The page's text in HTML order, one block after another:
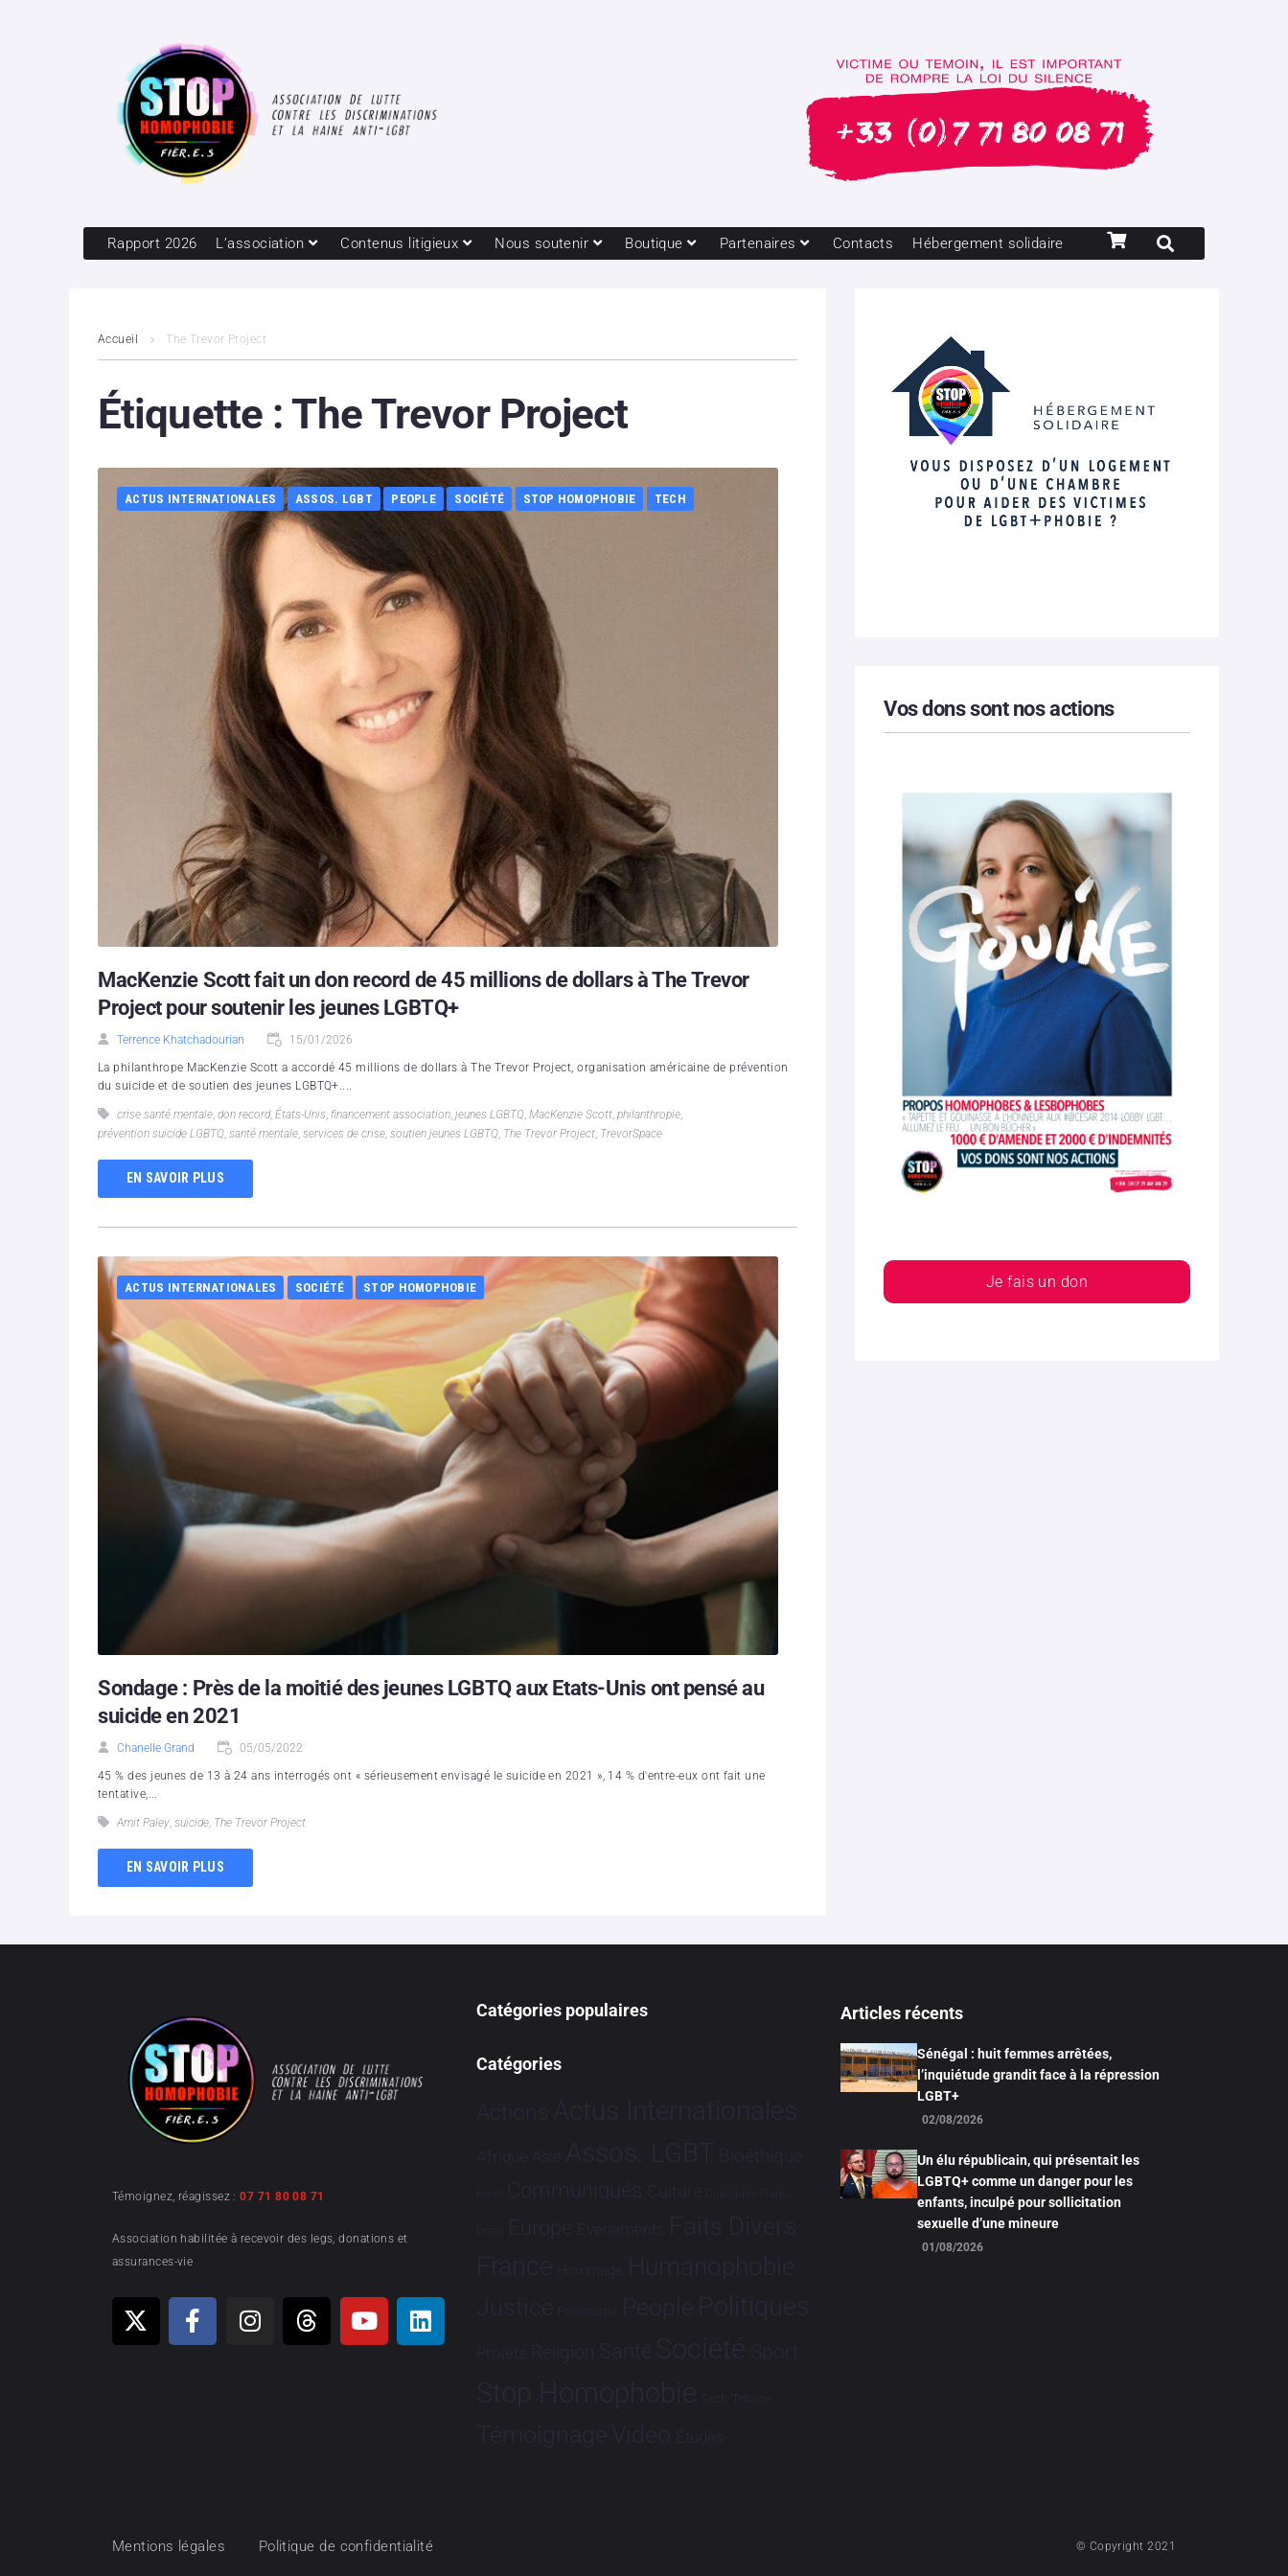
Rapport 2026 L’association Contenus litigieux Nous soutenir Boutique Partenaires Contacts Hébergement solidaire
Accueil The Trevor Project
Étiquette :The Trevor Project
ACTUS INTERNATIONALES ASSOS. LGBT PEOPLE SOCIÉTÉ STOP HOMOPHOBIE TECH
MacKenzie Scott fait un don record de 45 millions de dollars à The Trevor
Project pour soutenir les jeunes LGBTQ+
Terrence Khatchadourian 15/01/2026
La philanthrope MacKenzie Scott a accordé 45 millions de dollars à The Trevor Project, organisation américaine de prévention
du suicide et de soutien des jeunes LGBTQ+....
crise santé mentale, don record, États-Unis, financement association, jeunes LGBTQ, MacKenzie Scott, philanthropie,
prévention suicide LGBTQ, santé mentale, services de crise, soutien jeunes LGBTQ, The Trevor Project, TrevorSpace
EN SAVOIR PLUS
ACTUS INTERNATIONALES SOCIÉTÉ STOP HOMOPHOBIE
Sondage : Près de la moitié des jeunes LGBTQ aux Etats-Unis ont pensé au
suicide en 2021
Chanelle Grand 05/05/2022
45 % des jeunes de 13 à 24 ans interrogés ont « sérieusement envisagé le suicide en 2021 », 14 % d'entre-eux ont fait une
tentative,...
Amit Paley, suicide, The Trevor Project
EN SAVOIR PLUS
Vos dons sont nos actions
Je fais un don
Témoignez, réagissez :07 71 80 08 71
Association habilitée à recevoir des legs, donations et
assurances-vie
Catégories populaires
Catégories
Actions Actus Internationales
Afrique Asie Assos. LGBT Bioéthique
Brève Communiqués Culture Dialogues France-
Brésil Europe Evénements Faits Divers
France Hommage Humanophobie
Justice Partenariat People Politiques
Projets Religion Santé Société Sport
Stop Homophobie Tech Tribune
Témoignage Vidéo Études
Articles récents
Sénégal : huit femmes arrêtées,
l’inquiétude grandit face à la répression
LGBT+
02/08/2026
Un élu républicain, qui présentait les
LGBTQ+ comme un danger pour les
enfants, inculpé pour sollicitation
sexuelle d’une mineure
01/08/2026
Mentions légales Politique de confidentialité © Copyright 2021